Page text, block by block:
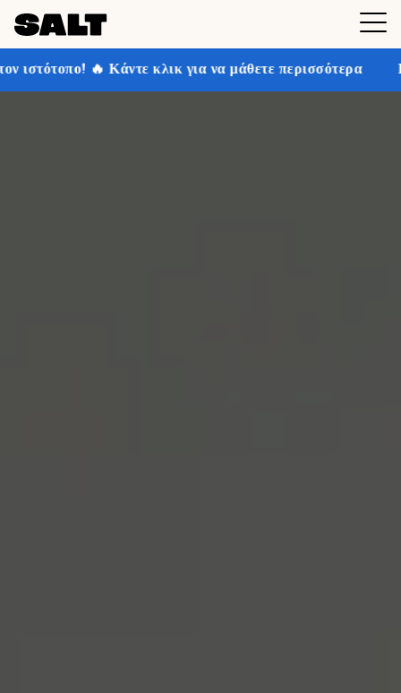
κλικ για να μάθετε περισσότερα Κερδίστε έως